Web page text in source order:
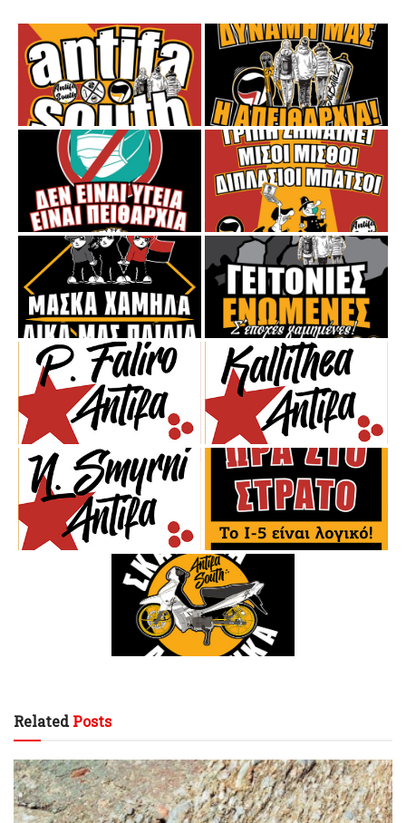
RelatedPosts